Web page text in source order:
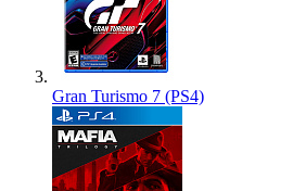
Gran Turismo 7 (PS4)